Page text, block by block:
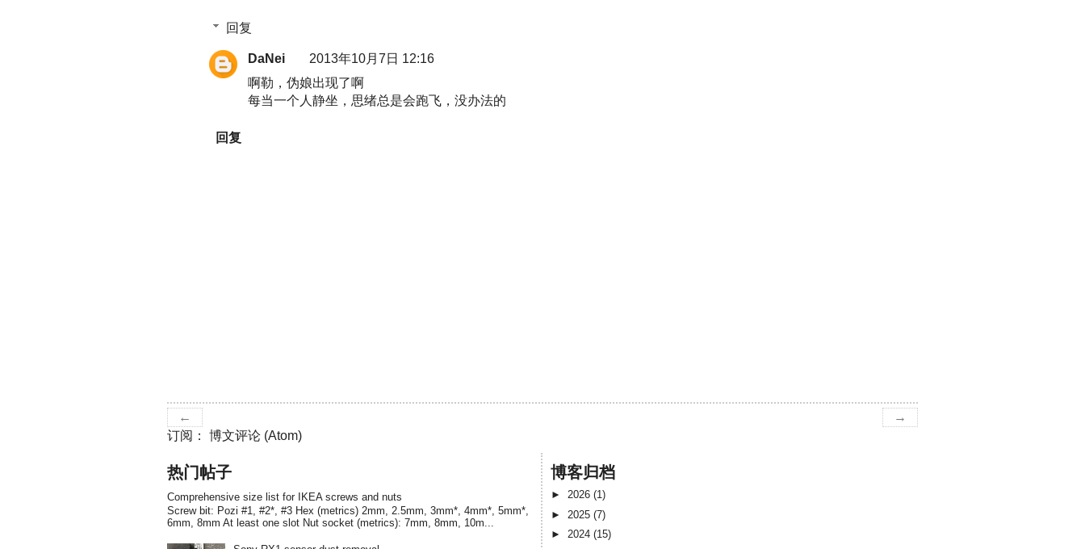
回复
DaNei
2013年10月7日 12:16
啊勒，伪娘出现了啊
每当一个人静坐，思绪总是会跑飞，没办法的
回复
←
→
订阅： 博文评论 (Atom)
热门帖子
Comprehensive size list for IKEA screws and nuts
Screw bit: Pozi #1, #2*, #3 Hex (metrics) 2mm, 2.5mm, 3mm*, 4mm*, 5mm*,
6mm, 8mm At least one slot Nut socket (metrics): 7mm, 8mm, 10m...
博客归档
► 2026 (1)
► 2025 (7)
► 2024 (15)